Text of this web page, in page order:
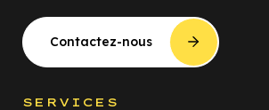
Contactez-nous
SERVICES